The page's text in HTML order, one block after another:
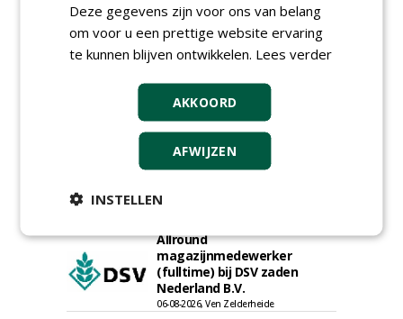
Hoofd Greenkeeper bij
golfbaan De Woeste Kop
09-07-2026, Axel
Proefveldmedewerker/
Chauffeur
landbouwmachines bij DSV
zaden Nederland B.V.
06-08-2026, Ven-Zelderheide
Kasmedewerker (fulltime) bij
DSV zaden Nederland B.V.
06-08-2026, Ven-Zelderheide
Allround
magazijnmedewerker
(fulltime) bij DSV zaden
Nederland B.V.
06-08-2026, Ven Zelderheide
Deze gegevens zijn voor ons van belang
om voor u een prettige website ervaring
te kunnen blijven ontwikkelen. Lees verder
AKKOORD
AFWIJZEN
INSTELLEN